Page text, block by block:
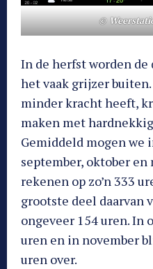
©
In de herfst worden
het vaak grijzer
minder kracht heeft,
maken met
Gemiddeld mogen we
september, oktober en
rekenen op zo’n 333
grootste deel daarvan
ongeveer 154 uren. In
uren en in november
uren over.